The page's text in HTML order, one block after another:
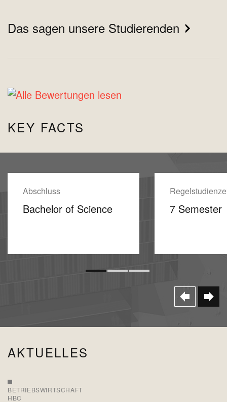
Das sagen unsere Studierenden
KEY FACTS
Abschluss
Bachelor of Science 7 Semester
AKTUELLES
BETRIEBSWIRTSCHAFT
HBC